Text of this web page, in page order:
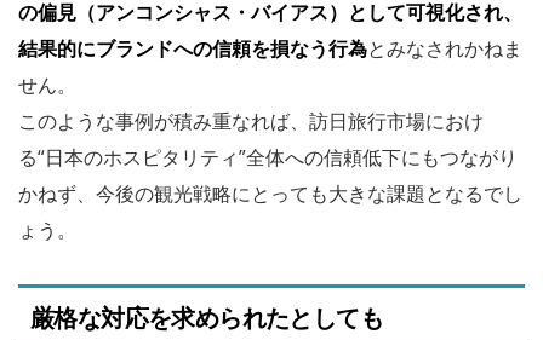
の偏見（アンコンシャス・バイアス）として可視化され、
結果的にブランドへの信頼を損なう行為とみなされかねま
せん。
このような事例が積み重なれば、訪日旅行市場におけ
る“日本のホスピタリティ”全体への信頼低下にもつながり
かねず、今後の観光戦略にとっても大きな課題となるでし
ょう。
厳格な対応を求められたとしても